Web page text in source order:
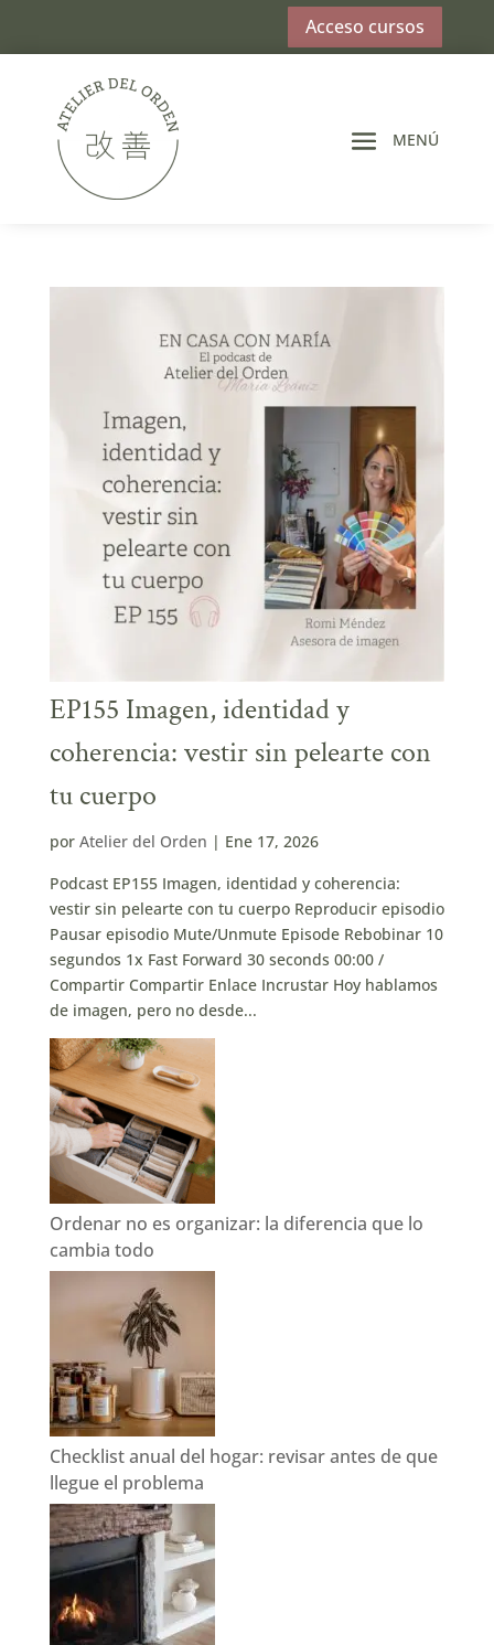
Acceso cursos
EP155 Imagen, identidad y
coherencia: vestir sin pelearte con
tu cuerpo
por Atelier del Orden | Ene 17, 2026
Podcast EP155 Imagen, identidad y coherencia:
vestir sin pelearte con tu cuerpo Reproducir episodio
Pausar episodio Mute/Unmute Episode Rebobinar 10
segundos 1x Fast Forward 30 seconds 00:00 /
Compartir Compartir Enlace Incrustar Hoy hablamos
de imagen, pero no desde...
Ordenar no es organizar: la diferencia que lo
cambia todo
Checklist anual del hogar: revisar antes de que
llegue el problema